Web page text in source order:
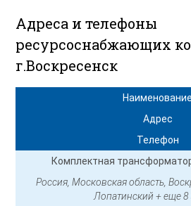
Адреса и телефоны
ресурсоснабжающих
г.Воскресенск
Наименование
Адрес
Телефон
Комплектная
Россия, Московская область,
Лопатинский + еще 8